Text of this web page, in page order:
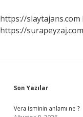
https://slaytajans.com
https://
Sidebar
Son Yazılar
Vera isminin anlamı ne ?